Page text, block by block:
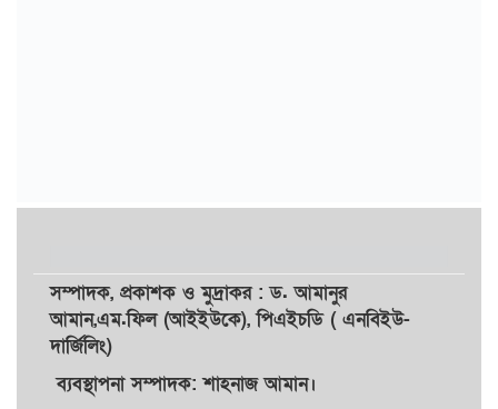
সম্পাদক, প্রকাশকওমুদ্রাকর: ড. আমানুর
আমান,এম.ফিল (আইইউকে), পিএইচডি ( এনবিইউ-
দার্জিলিং)
ব্যবস্থাপনা সম্পাদক: শাহনাজ আমান।